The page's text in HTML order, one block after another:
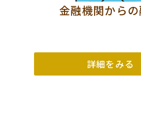
金融機関から
詳細をみる